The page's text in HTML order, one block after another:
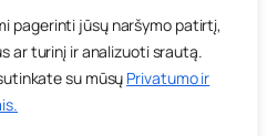
pagerinti jūsų naršymo patirtį,
ar turinį ir analizuoti srautą.
su mūsų Privatumo ir
.
2007-2026 info©prevencija.lt